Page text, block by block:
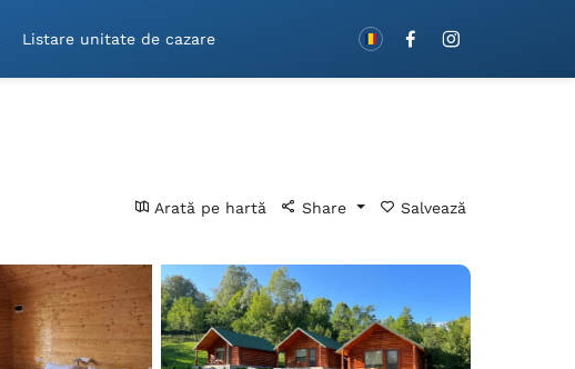
Listare unitate de cazare
Arată pe hartă Share Salvează